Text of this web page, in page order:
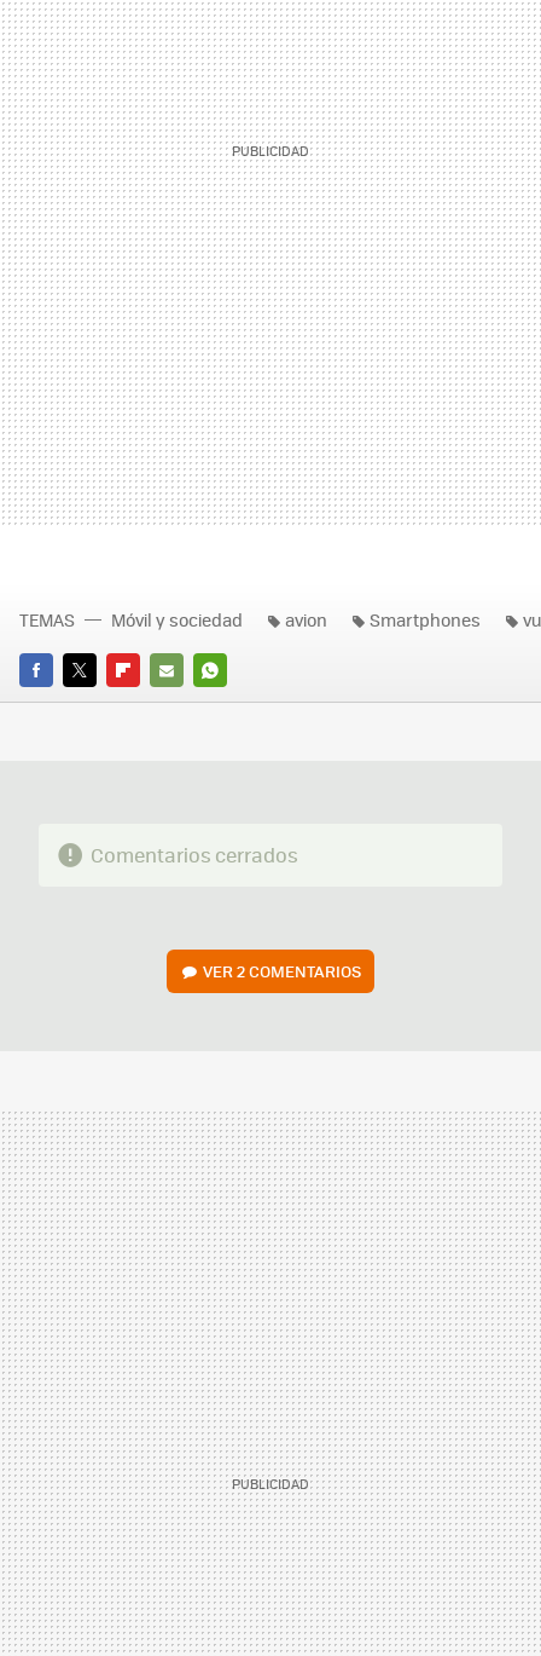
FACEBOOK
TWITTERFLIPBOARD
E-
WHATSAPP
TEMAS Móvil y sociedad avion Smartphones
Comentarios cerrados
VER2 COMENTARIOS